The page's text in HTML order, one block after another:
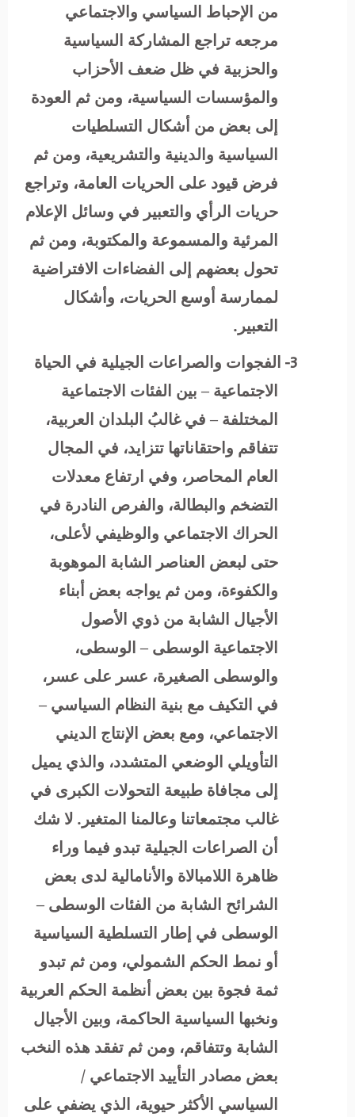
من الإحباط السياسي والاجتماعي
مرجعه تراجع المشاركة السياسية
والحزبية في ظل ضعف الأحزاب
والمؤسسات السياسية، ومن ثم العودة
إلى بعض من أشكال التسلطيات
السياسية والدينية والتشريعية، ومن ثم
فرض قيود على الحريات العامة، وتراجع
حريات الرأي والتعبير في وسائل الإعلام
المرئية والمسموعة والمكتوبة، ومن ثم
تحول بعضهم إلى الفضاءات الافتراضية
لممارسة أوسع الحريات، وأشكال
التعبير.
3- الفجوات والصراعات الجيلية في الحياة
الاجتماعية – بين الفئات الاجتماعية
المختلفة – في غالبُ البلدان العربية،
تتفاقم واحتقاناتها تتزايد، في المجال
العام المحاصر، وفي ارتفاع معدلات
التضخم والبطالة، والفرص النادرة في
الحراك الاجتماعي والوظيفي لأعلى،
حتى لبعض العناصر الشابة الموهوبة
والكفوءة، ومن ثم يواجه بعض أبناء
الأجيال الشابة من ذوي الأصول
الاجتماعية الوسطى – الوسطى،
والوسطى الصغيرة، عسر على عسر،
في التكيف مع بنية النظام السياسي –
الاجتماعي، ومع بعض الإنتاج الديني
التأويلي الوضعي المتشدد، والذي يميل
إلى مجافاة طبيعة التحولات الكبرى في
غالب مجتمعاتنا وعالمنا المتغير. لا شك
أن الصراعات الجيلية تبدو فيما وراء
ظاهرة اللامبالاة والأنامالية لدى بعض
الشرائح الشابة من الفئات الوسطى –
الوسطى في إطار التسلطية السياسية
أو نمط الحكم الشمولي، ومن ثم تبدو
ثمة فجوة بين بعض أنظمة الحكم العربية
ونخبها السياسية الحاكمة، وبين الأجيال
الشابة وتتفاقم، ومن ثم تفقد هذه النخب
بعض مصادر التأييد الاجتماعي /
السياسي الأكثر حيوية، الذي يضفي على